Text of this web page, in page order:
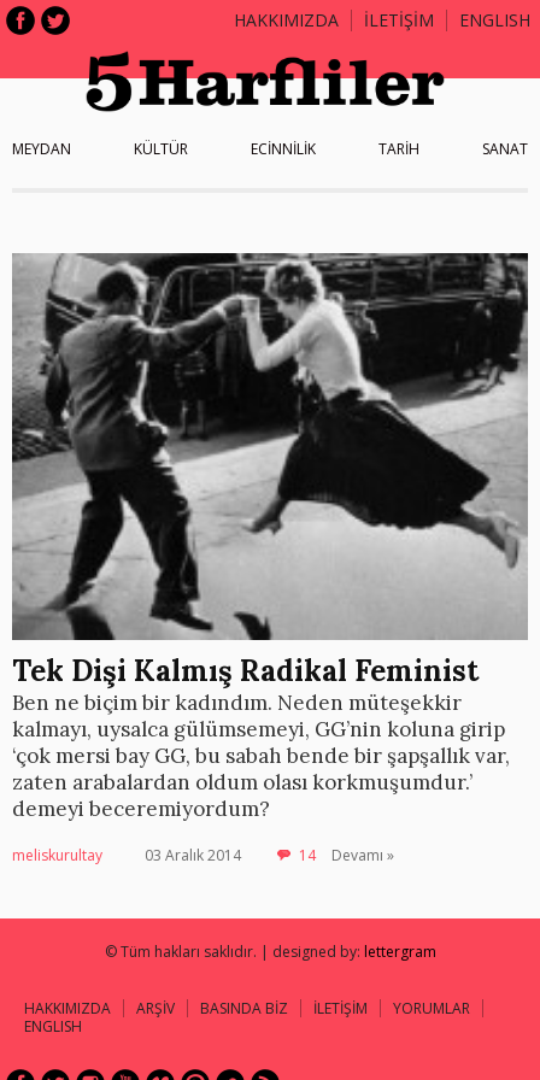
HAKKIMIZDA İLETİŞİM ENGLISH
MEYDAN KÜLTÜR ECİNNİLİK TARİH SANAT
Tek Dişi Kalmış Radikal Feminist
Ben ne biçim bir kadındım. Neden müteşekkir
kalmayı, uysalca gülümsemeyi, GG’nin koluna girip
‘çok mersi bay GG, bu sabah bende bir şapşallık var,
zaten arabalardan oldum olası korkmuşumdur.’
demeyi beceremiyordum?
meliskurultay 03 Aralık 2014 14 Devamı »
© Tüm hakları saklıdır. | designed by: lettergram
HAKKIMIZDA ARŞİV BASINDA BİZ İLETİŞİM
YORUMLAR
ENGLISH